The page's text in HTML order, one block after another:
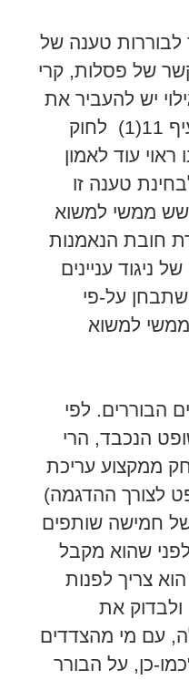
לבוררות טענה של
של פסלות, קרי
יש להעביר את
הבורר מתפקידו לפי סעיף 11(1) לחוק
ראוי עוד לאמון
טענה זו
ממשי למשוא
חובת הנאמנות
ניגוד עניינים
שתבחן על-פי
למשוא
הבוררים. לפי
הנכבד, הרי
ממקצוע עריכת
לצורך ההדגמה)
חמישה שותפים
שהוא מקבל
צריך לפנות
ולבדוק את
עם מי מהצדדים
כן, על הבורר